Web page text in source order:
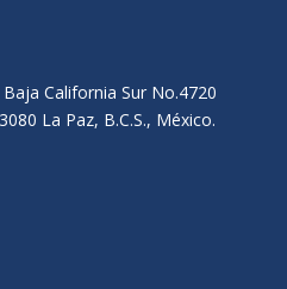
California Sur No.4720
La Paz, B.C.S., México.